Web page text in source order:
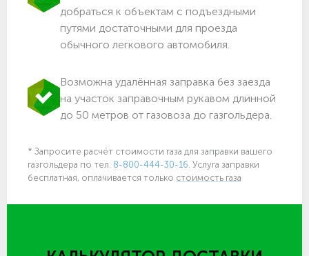
добраться к объектам c подъездными
путями достаточными для проезда
обычного легкового автомобиля.
Возможна удалённая заправка без заезда
на участок заправочным рукавом длинной
до 50 метров от газовоза до газгольдера.
* Запросите расчёт стоимости газа для заправки вашего
газгольдера по тел. 8-800-444-30-16. Услуга заправки
бесплатная, оплачивается только стоимость газа